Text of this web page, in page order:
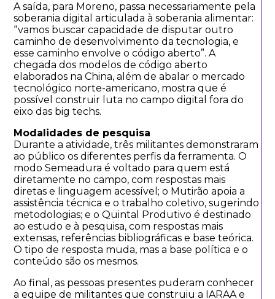
A saída, para Moreno, passa necessariamente pela
soberania digital articulada à soberania alimentar:
“vamos buscar capacidade de disputar outro
caminho de desenvolvimento da tecnologia, e
esse caminho envolve o código aberto”. A
chegada dos modelos de código aberto
elaborados na China, além de abalar o mercado
tecnológico norte-americano, mostra que é
possível construir luta no campo digital fora do
eixo das big techs.
Modalidades de pesquisa
Durante a atividade, três militantes demonstraram
ao público os diferentes perfis da ferramenta. O
modo Semeadura é voltado para quem está
diretamente no campo, com respostas mais
diretas e linguagem acessível; o Mutirão apoia a
assistência técnica e o trabalho coletivo, sugerindo
metodologias; e o Quintal Produtivo é destinado
ao estudo e à pesquisa, com respostas mais
extensas, referências bibliográficas e base teórica.
O tipo de resposta muda, mas a base política e o
conteúdo são os mesmos.
Ao final, as pessoas presentes puderam conhecer
a equipe de militantes que construiu a IARAA e